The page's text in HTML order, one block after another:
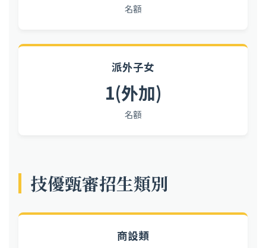
名額
派外子女
1(外加)
名額
技優甄審招生類別
商設類